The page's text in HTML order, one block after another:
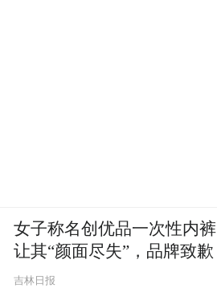
女子称名创优品一次性内裤
让其“颜面尽失”，品牌致歉
吉林日报